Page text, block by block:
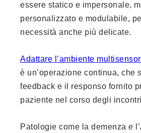
essere statico e impersonale,
personalizzato e modulabile,
necessità anche più delicate.
Adattare l’ambiente
è un’operazione continua, che
feedback e il responso fornito
paziente nel corso degli
Patologie come la demenza e